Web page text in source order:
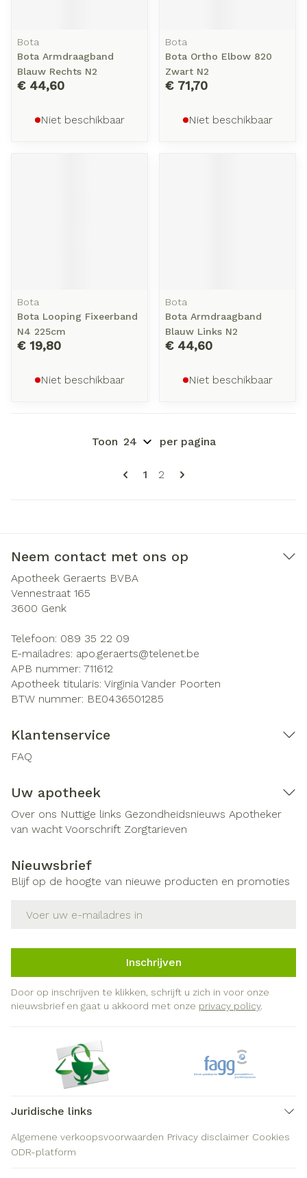
Bota
Bota Armdraagband
Blauw Rechts N2
€ 44,60
Niet beschikbaar
Bota
Bota Ortho Elbow 820
Zwart N2
€ 71,70
Niet beschikbaar
Bota
Bota Looping Fixeerband
N4 225cm
€ 19,80
Niet beschikbaar
Bota
Bota Armdraagband
Blauw Links N2
€ 44,60
Niet beschikbaar
Pagina's
U lees momenteel pagina
1 Pagina
2
Toon per pagina
Neem contact met ons op
Apotheek Geraerts BVBA
Vennestraat 165
3600 Genk
Telefoon: 089 35 22 09
E-mailadres: apo.geraerts@telenet.be
APB nummer: 711612
Apotheek titularis: Virginia Vander Poorten
BTW nummer: BE0436501285
Klantenservice
FAQ
Uw apotheek
Over ons Nuttige links Gezondheidsnieuws Apotheker
van wacht Voorschrift Zorgtarieven
Nieuwsbrief
Blijf op de hoogte van nieuwe producten en promoties
Inschrijven
Door op inschrijven te klikken, schrijft u zich in voor onze
nieuwsbrief en gaat u akkoord met onze privacy policy.
Juridische links
Algemene verkoopsvoorwaarden Privacy disclaimer Cookies
ODR-platform